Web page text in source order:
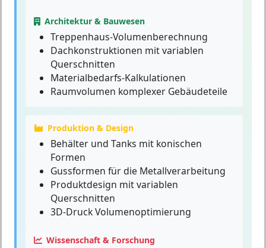
Architektur & Bauwesen
Treppenhaus-Volumenberechnung
Dachkonstruktionen mit variablen
Querschnitten
Materialbedarfs-Kalkulationen
Raumvolumen komplexer Gebäudeteile
Produktion & Design
Behälter und Tanks mit konischen
Formen
Gussformen für die Metallverarbeitung
Produktdesign mit variablen
Querschnitten
3D-Druck Volumenoptimierung
Wissenschaft & Forschung